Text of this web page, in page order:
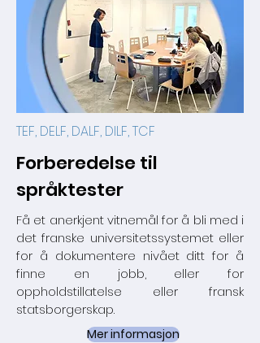
TEF, DELF, DALF, DILF, TCF
Forberedelse til
språktester
Få et anerkjent vitnemål for å bli med i
det franske universitetssystemet eller
for å dokumentere nivået ditt for å
finne en jobb, eller for
oppholdstillatelse eller fransk
statsborgerskap.
Mer informasjon